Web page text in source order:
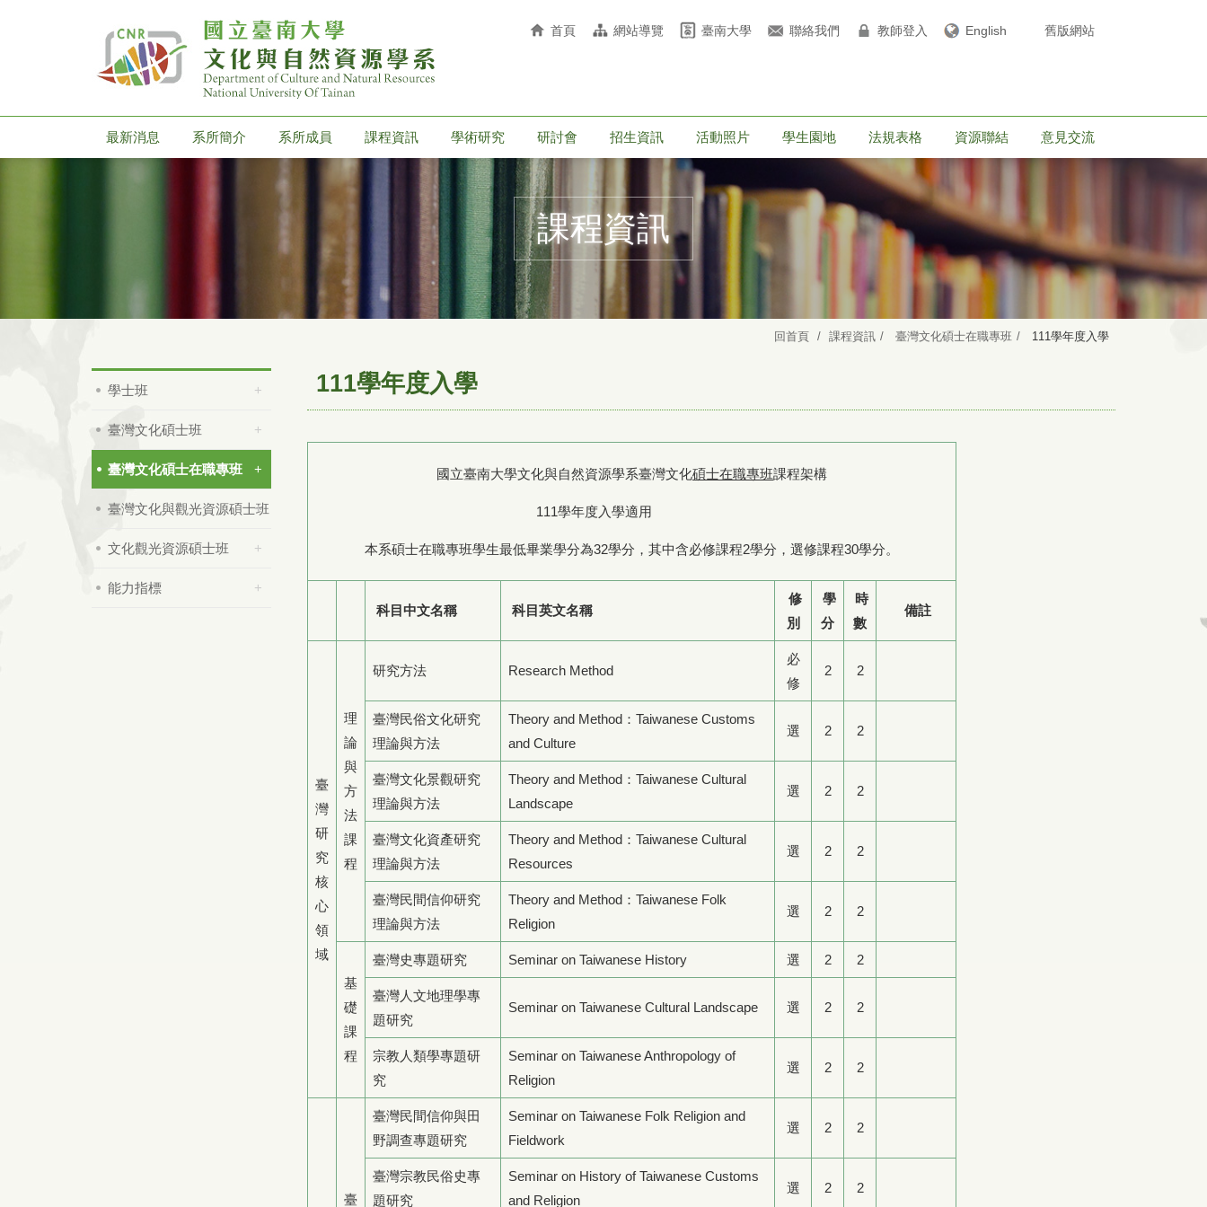
首頁 網站導覽 臺南大學 聯絡我們 教師登入 English 舊版網站
最新消息 系所簡介 系所成員 課程資訊 學術研究 研討會 招生資訊 活動照片 學生園地 法規表格 資源聯結 意見交流
課程資訊
回首頁 課程資訊 臺灣文化碩士在職專班 111學年度入學
111學年度入學
國立臺南大學文化與自然資源學系臺灣文化碩士在職專班課程架構
111學年度入學適用
本系碩士在職專班學生最低畢業學分為32學分，其中含必修課程2學分，選修課程30學分。
科目中文名稱 科目英文名稱
修
別
學
分
時
數
備註
臺
灣
研
究
核
心
領
域
理
論
與
方
法
課
程
研究方法 Research Method
必
修
2 2
臺灣民俗文化研究
理論與方法
Theory and Method：Taiwanese Customs
and Culture
選 2 2
臺灣文化景觀研究
理論與方法
Theory and Method：Taiwanese Cultural
Landscape
選 2 2
臺灣文化資產研究
理論與方法
Theory and Method：Taiwanese Cultural
Resources
選 2 2
臺灣民間信仰研究
理論與方法
Theory and Method：Taiwanese Folk
Religion
選 2 2
基
礎
課
程
臺灣史專題研究 Seminar on Taiwanese History 選 2 2
臺灣人文地理學專
題研究
Seminar on Taiwanese Cultural Landscape 選 2 2
宗教人類學專題研
究
Seminar on Taiwanese Anthropology of
Religion
選 2 2
臺
臺灣民間信仰與田
野調查專題研究
Seminar on Taiwanese Folk Religion and
Fieldwork
選 2 2
臺灣宗教民俗史專
題研究
Seminar on History of Taiwanese Customs
and Religion
選 2 2
學士班
臺灣文化碩士班
臺灣文化碩士在職專班
臺灣文化與觀光資源碩士班
文化觀光資源碩士班
能力指標